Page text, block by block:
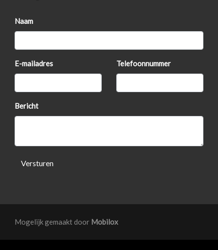
Start/stopsysteem
Usb-aansluiting
Zij airbag(s) voor
Exterieur
Afleveren met nieuwe apk
Buitenspiegels elektrisch verstelbaar
Camera 360 grade
Chroom delen exterieur
Naam
E-mailadres Telefoonnummer
Bericht
Versturen
Mogelijk gemaakt door Mobilox